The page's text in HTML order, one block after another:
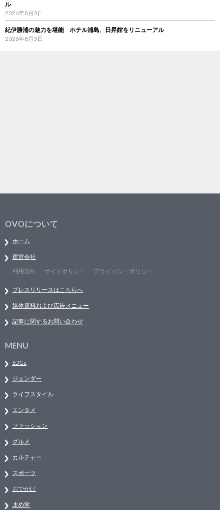
ル
2026年8月3日
紀伊勝浦の魅力を堪能 ホテル浦島、日昇館をリニューアル
2026年8月3日
OVOについて
ホーム
運営会社
利用規約
サイトポリシー プライバシーポリシー
プレスリリースはこちらへ
媒体資料および広告メニュー
記事に関するお問い合わせ
MENU
SDGs
ジェンダー
ライフスタイル
エンタメ
ファッション
グルメ
カルチャー
スポーツ
おでかけ
まめ学